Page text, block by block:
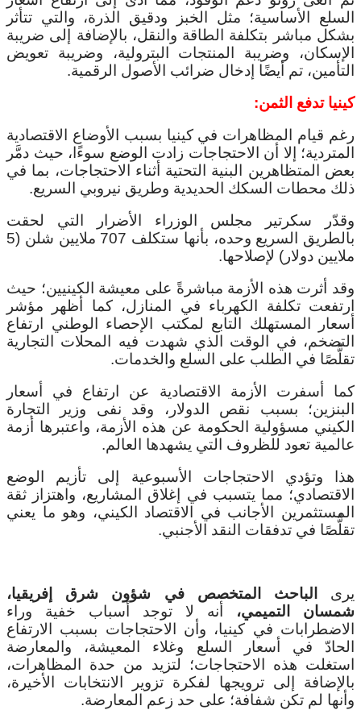
السلع الأساسية؛ مثل الخبز ودقيق الذرة، والتي تتأثر
بشكل مباشر بتكلفة الطاقة والنقل، بالإضافة إلى ضريبة
الإسكان، وضريبة المنتجات البترولية، وضريبة تعويض
التأمين، تم أيضًا إدخال ضرائب الأصول الرقمية.
كينيا تدفع الثمن:
رغم قيام المظاهرات في كينيا بسبب الأوضاع الاقتصادية
المتردية؛ إلا أن الاحتجاجات زادت الوضع سوءًا، حيث دمَّر
بعض المتظاهرين البنية التحتية أثناء الاحتجاجات، بما في
ذلك محطات السكك الحديدية وطريق نيروبي السريع.
وقدّر سكرتير مجلس الوزراء الأضرار التي لحقت
بالطريق السريع وحده، بأنها ستكلف 707 ملايين شلن (5
ملايين دولار) لإصلاحها.
وقد أثرت هذه الأزمة مباشرةً على معيشة الكينيين؛ حيث
ارتفعت تكلفة الكهرباء في المنازل، كما أظهر مؤشر
أسعار المستهلك التابع لمكتب الإحصاء الوطني ارتفاع
التضخم، في الوقت الذي شهدت فيه المحلات التجارية
تقلُّصًا في الطلب على السلع والخدمات.
كما أسفرت الأزمة الاقتصادية عن ارتفاع في أسعار
البنزين؛ بسبب نقص الدولار، وقد نفى وزير التجارة
الكيني مسؤولية الحكومة عن هذه الأزمة، واعتبرها أزمة
عالمية تعود للظروف التي يشهدها العالم.
هذا وتؤدي الاحتجاجات الأسبوعية إلى تأزيم الوضع
الاقتصادي؛ مما يتسبب في إغلاق المشاريع، واهتزاز ثقة
المستثمرين الأجانب في الاقتصاد الكيني، وهو ما يعني
تقلُّصًا في تدفقات النقد الأجنبي.
يرى
الباحث المتخصص في شؤون شرق إفريقيا،
شمسان التميمي،أنه لا توجد أسباب خفية وراء
الاضطرابات في كينيا، وأن الاحتجاجات بسبب الارتفاع
الحادّ في أسعار السلع وغلاء المعيشة، والمعارضة
استغلت هذه الاحتجاجات؛ لتزيد من حدة المظاهرات،
بالإضافة إلى ترويجها لفكرة تزوير الانتخابات الأخيرة،
وأنها لم تكن شفافة؛ على حد زعم المعارضة.